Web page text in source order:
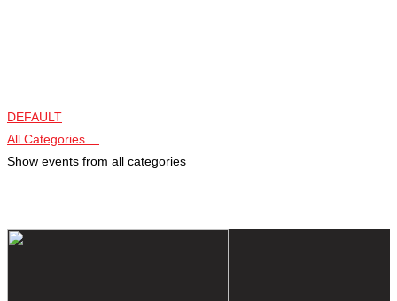
DEFAULT
All Categories ...
Show events from all categories